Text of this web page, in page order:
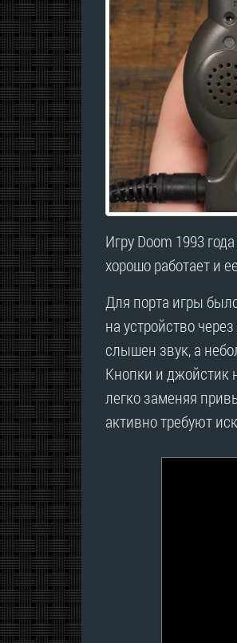
Игру Doom 1993
хорошо работает и
Для порта игры
на устройство
слышен звук, а
Кнопки и джойстик
легко заменяя
активно требуют